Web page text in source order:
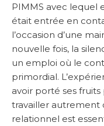
PIMMS avec lequel
était entrée en
l’occasion d’une
nouvelle fois, la
un emploi où le
primordial.
avoir porté ses fruits
travailler autrement
relationnel est